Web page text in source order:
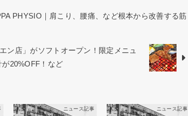
PHYSIO｜肩こり、腰痛、など根本から改善する筋
店」がソフトオープン！限定メニュ
20%OFF！など
ニュース記事 ニュース記事